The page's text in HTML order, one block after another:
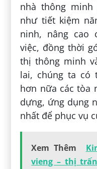
nhà thông
như tiết kiệm
ninh, nâng cao
việc, đồng thời
thị thông minh
lai, chúng ta có
hơn nữa các tòa
dựng, ứng dụng
nhất để phục vụ
Xem Thêm
vieng – thị